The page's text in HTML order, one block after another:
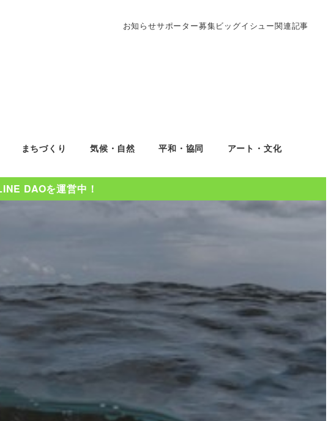
お知らせサポーター募集ビッグイシュー関連記事
まちづくり 気候・自然 平和・協同 アート・文化
DAOを運営中！